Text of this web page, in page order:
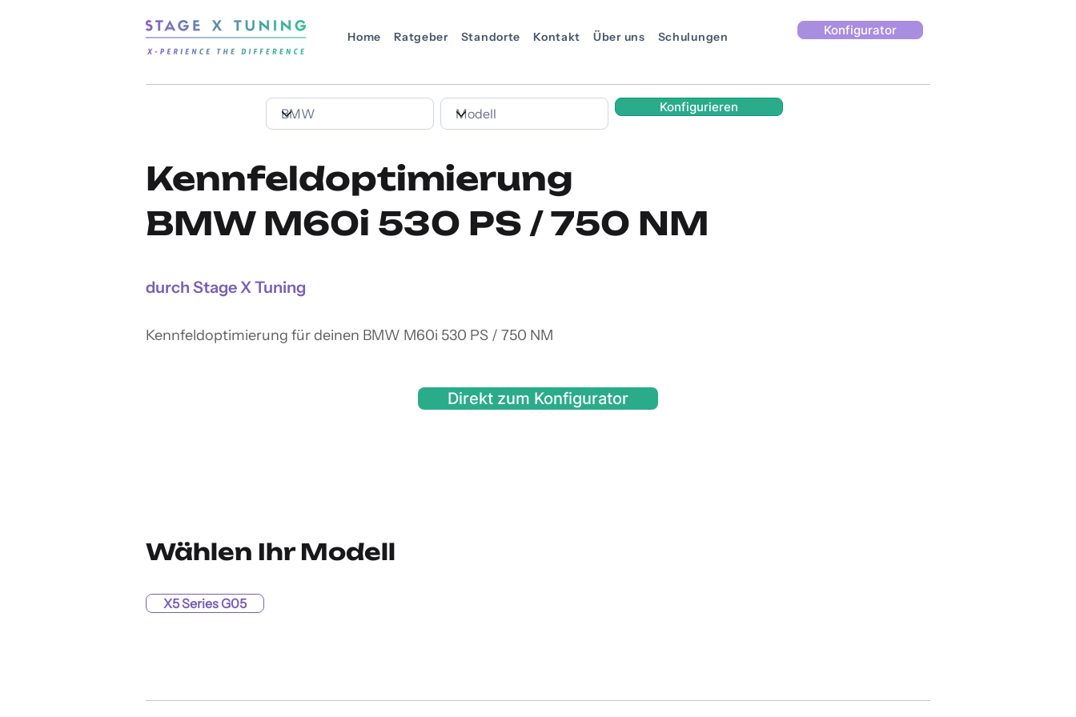
Home Ratgeber Standorte Kontakt Über uns Schulungen Konfigurator
Konfigurieren
Kennfeldoptimierung
BMW M60i 530 PS / 750 NM
durch Stage X Tuning
Kennfeldoptimierung für deinen BMW M60i 530 PS / 750 NM
Direkt zum Konfigurator
Wählen Ihr Modell
X5 Series G05